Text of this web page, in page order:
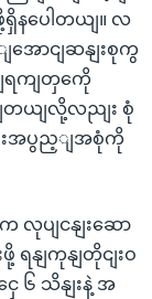
ရှိနပေါတယျ။ လ
ျအောငျဆနျးစုကွ
ရကျတှကေို
တယျလို့လညျး စုံ
ျးအပွည့ျအစုံကို
လုပျငနျးဆော
ရနျကုနျတိုငျးဝ
ေ ၆ သိနျးနဲ့ အ